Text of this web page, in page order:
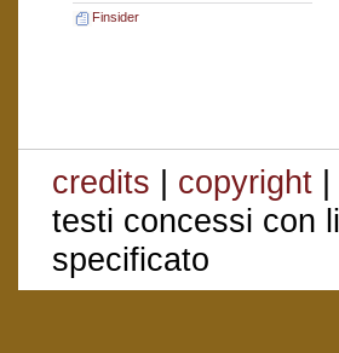
Finsider
credits | copyright |
testi concessi con
specificato